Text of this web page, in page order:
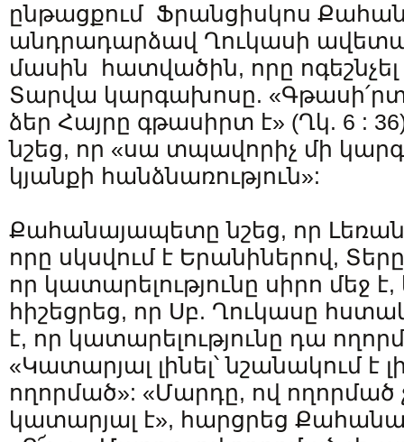
ընթացքում Ֆրանցիսկոս
անդրադարձավ Ղուկասի
մասին հատվածին, որը
Տարվա կարգախոսը. «Գթասի՛րտ
ձեր Հայրը գթասիրտ է» (Ղկ. 6 :
նշեց, որ «սա տպավորիչ մի
կյանքի հանձնառություն»:
Քահանայապետը նշեց, որ
որը սկսվում է Երանիներով,
որ կատարելությունը սիրո մեջ
հիշեցրեց, որ Սբ. Ղուկասը
է, որ կատարելությունը դա
«Կատարյալ լինել՝ նշանակում է
ողորմած»: «Մարդը, ով ողորմած
կատարյալ է», հարցրեց